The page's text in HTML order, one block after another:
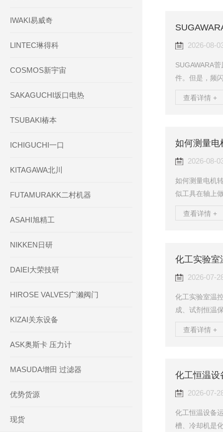
IWAKI易威奇
LINTEC琳得科
COSMOS新宇宙
SAKAGUCHI坂口电热
TSUBAKI椿本
ICHIGUCHI一口
KITAGAWA北川
FUTAMURAKK二村机器
ASAHI旭精工
NIKKEN日研
DAIEI大荣技研
HIROSE VALVES广濑阀门
KIZAI关东设备
ASK奥斯卡 压力计
MASUDA增田 过滤器
优势货源
现货
装偏差，抵消
2026-08-
SUGAWARA
件。但是，频
请勿触摸设备
灯“电极故障”
接。如果灯泡
查看详情 +
如何测量电
2026-08-
如何测量电机
似工具在轴上
速。记号笔标
无法看到单条
查看详情 +
2026-07-
化工实验室温
成、试剂恒温
介质易局部过
型，覆盖低温-
查看详情 +
2026-07-
化工恒温设备
槽、冷却机是